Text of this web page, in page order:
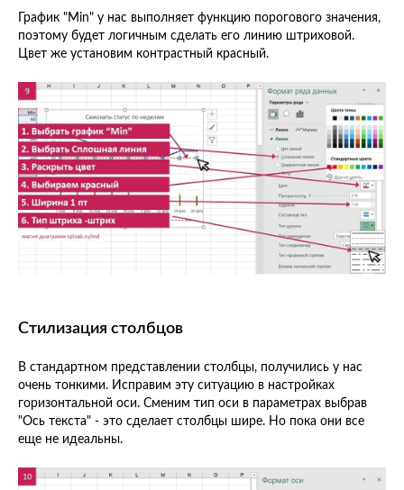
График "Min" у нас выполняет функцию порогового значения,
поэтому будет логичным сделать его линию штриховой.
Цвет же установим контрастный красный.
Стилизация столбцов
В стандартном представлении столбцы, получились у нас
очень тонкими. Исправим эту ситуацию в настройках
горизонтальной оси. Сменим тип оси в параметрах выбрав
"Ось текста" - это сделает столбцы шире. Но пока они все
еще не идеальны.